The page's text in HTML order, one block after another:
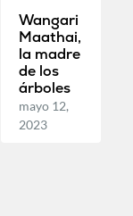
Wangari
Maathai,
la madre
de los
árboles
mayo 12,
2023